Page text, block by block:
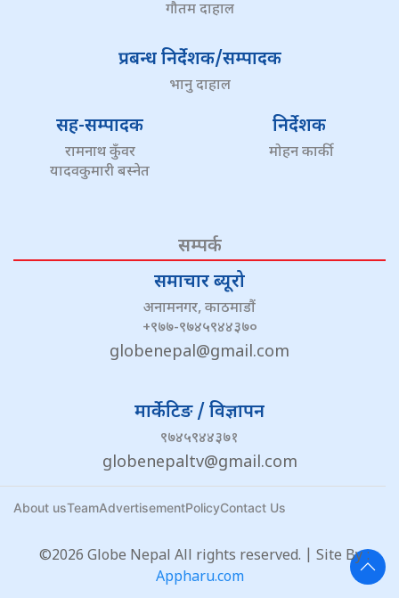
गौतम दाहाल
प्रबन्ध निर्देशक/सम्पादक
भानु दाहाल
सह-सम्पादक
रामनाथ कुँवर
यादवकुमारी बस्नेत
निर्देशक
मोहन कार्की
सम्पर्क
समाचार ब्यूरो
अनामनगर, काठमाडौं
+९७७-९७४५९४४३७०
globenepal@gmail.com
मार्केटिङ / विज्ञापन
९७४५९४४३७१
globenepaltv@gmail.com
About usTeamAdvertisementPolicyContact Us
©2026 Globe Nepal All rights reserved. | Site By :
Appharu.com